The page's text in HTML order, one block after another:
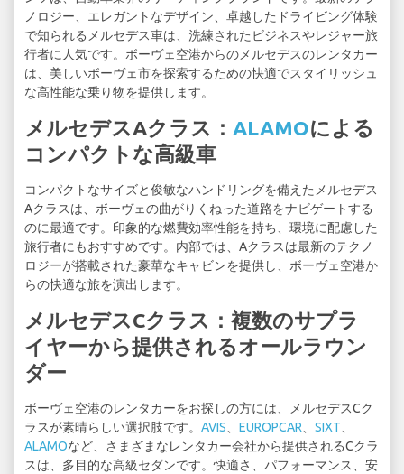
ノロジー、エレガントなデザイン、卓越したドライビング体験
で知られるメルセデス車は、洗練されたビジネスやレジャー旅
行者に人気です。ボーヴェ空港からのメルセデスのレンタカー
は、美しいボーヴェ市を探索するための快適でスタイリッシュ
な高性能な乗り物を提供します。
メルセデスAクラス： ALAMOによる
コンパクトな高級車
コンパクトなサイズと俊敏なハンドリングを備えたメルセデス
Aクラスは、ボーヴェの曲がりくねった道路をナビゲートする
のに最適です。印象的な燃費効率性能を持ち、環境に配慮した
旅行者にもおすすめです。内部では、Aクラスは最新のテクノ
ロジーが搭載された豪華なキャビンを提供し、ボーヴェ空港か
らの快適な旅を演出します。
メルセデスCクラス：複数のサプラ
イヤーから提供されるオールラウン
ダー
ボーヴェ空港のレンタカーをお探しの方には、メルセデスCク
ラスが素晴らしい選択肢です。 AVIS EUROPCAR SIXT
ALAMOなど、さまざまなレンタカー会社から提供されるCクラ
スは、多目的な高級セダンです。快適さ、パフォーマンス、安